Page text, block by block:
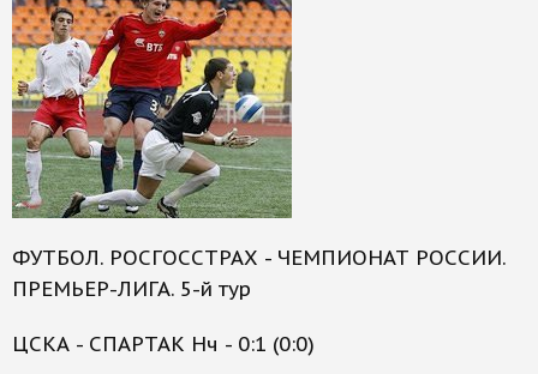
ФУТБОЛ. РОСГОССТРАХ - ЧЕМПИОНАТ РОССИИ.
ПРЕМЬЕР-ЛИГА. 5-й тур
ЦСКА - СПАРТАК Нч - 0:1 (0:0)